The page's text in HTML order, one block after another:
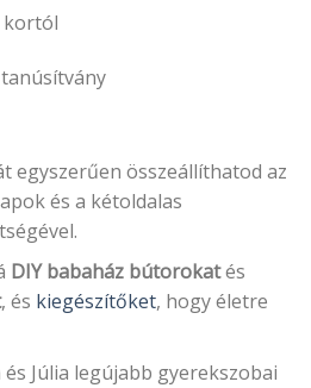
kortól
tanúsítvány
egyszerűen összeállíthatod az
és a kétoldalas
DIY babaház bútorokatés
, és kiegészítőket, hogy életre
és Júlia legújabb gyerekszobai